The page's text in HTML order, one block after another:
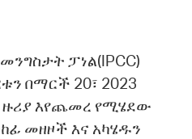
ፓነል(IPCC)
በማርች 20፣ 2023
እየጨመረ የሚሄደው
መዘዞች እና አካሄዱን